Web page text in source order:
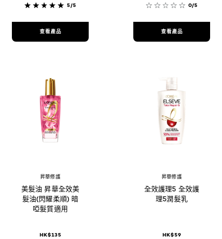
5/5
查看產品
0/5
查看產品
昇華修護
美髮油 昇華全效美
髮油(閃耀柔順) 暗
啞髮質適用
HK$135
昇華修護
全效護理5 全效護
理5潤髮乳
HK$59